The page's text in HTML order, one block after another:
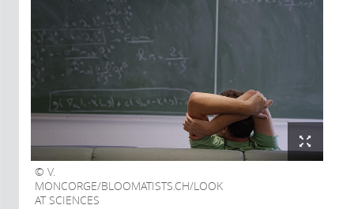
V.
MONCORGE/BLOOMATISTS.CH/LOOK
AT SCIENCES